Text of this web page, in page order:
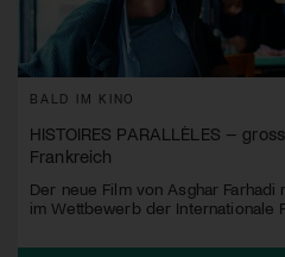
BALD IM KINO
HISTOIRES PARALLÈLES –
Frankreich
Der neue Film von Asghar
im Wettbewerb der Internationale